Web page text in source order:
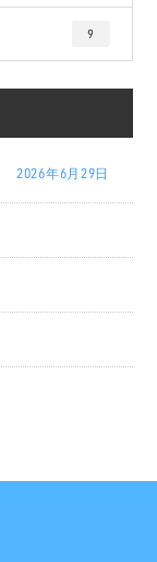
9
2026年6月29日